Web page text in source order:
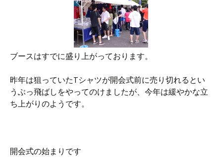
ブースはすでに盛り上がっております。
昨年は狙っていたTシャツが開会式前に売り切れるとい
うぶっ飛ばしをやってのけましたが、今年は緩やかな立
ち上がりのようです。
開会式の始まりです